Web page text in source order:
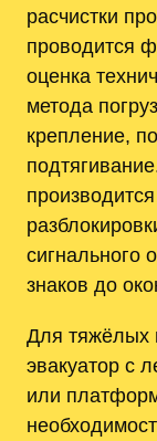
расчистки
проводится
оценка
метода
крепление,
сигнального
знаков до
Для тяжёлых
эвакуатор с
или